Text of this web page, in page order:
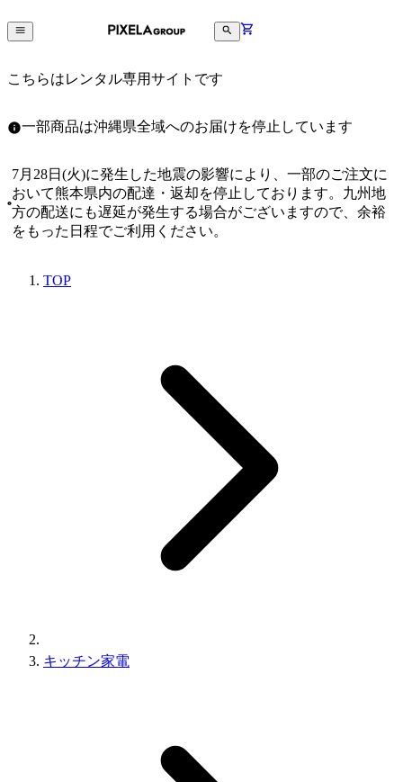
こちらはレンタル専用サイトです
一部商品は沖縄県全域へのお届けを停止しています
7月28日(火)に発生した地震の影響により、一部のご注文に
おいて熊本県内の配達・返却を停止しております。九州地
方の配送にも遅延が発生する場合がございますので、余裕
をもった日程でご利用ください。
TOP
キッチン家電